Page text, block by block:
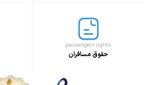
passengers rights
حقوق مسافران